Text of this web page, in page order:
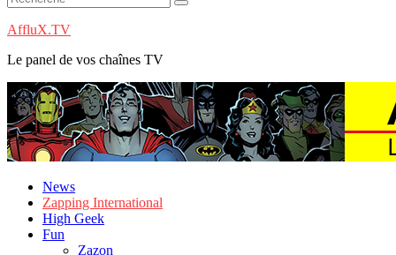
AffluX.TV
Le panel de vos chaînes TV
News
Zapping International
High Geek
Fun
Zazon